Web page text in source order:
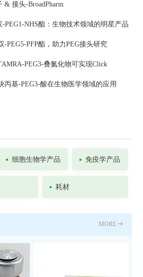
& 接头-BroadPharm
-PEG1-NHS酯：生物技术领域的明星产品
-PEG5-PFP酯，助力PEG接头研究
PEG3-叠氮化物可实现Click
丙基-PEG3-酸在生物医学领域的应用
细胞生物学产品 免疫学产品
耗材
MORE